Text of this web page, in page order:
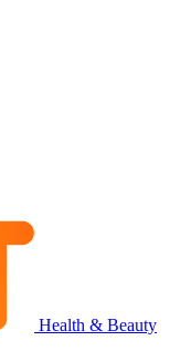
Health & Beauty